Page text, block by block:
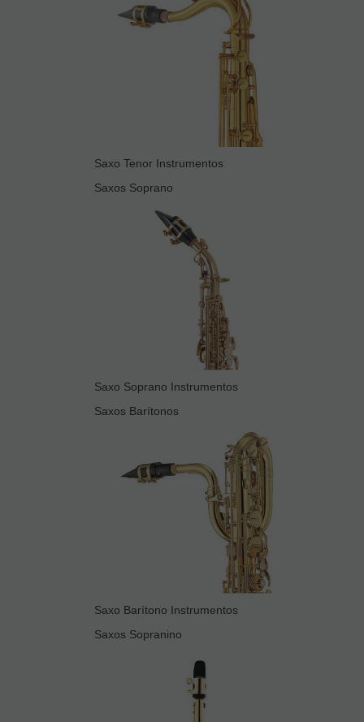
Saxo Tenor Instrumentos
Saxos Soprano
Saxo Soprano Instrumentos
Saxos Barítonos
Saxo Barítono Instrumentos
Saxos Sopranino